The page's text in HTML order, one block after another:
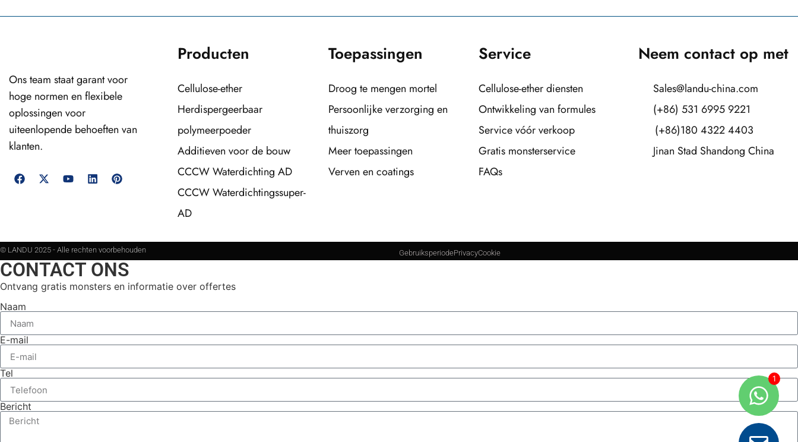
Ons team staat garant voor
hoge normen en flexibele
oplossingen voor
uiteenlopende behoeften van
klanten.
Producten
Cellulose-ether
Herdispergeerbaar
polymeerpoeder
Additieven voor de bouw
CCCW Waterdichting AD
CCCW Waterdichtingssuper-
AD
Toepassingen
Droog te mengen mortel
Persoonlijke verzorging en
thuiszorg
Meer toepassingen
Verven en coatings
Service
Cellulose-ether diensten
Ontwikkeling van formules
Service vóór verkoop
Gratis monsterservice
FAQs
Neem contact op met
Sales@landu-china.com
(+86) 531 6995 9221
(+86)180 4322 4403
Jinan Stad Shandong China
© LANDU 2025 - Alle rechten voorbehouden GebruiksperiodePrivacyCookie
CONTACT ONS
Ontvang gratis monsters en informatie over offertes
Naam
E-mail
Tel
Bericht